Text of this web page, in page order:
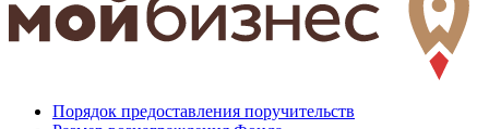
Порядок предоставления поручительств